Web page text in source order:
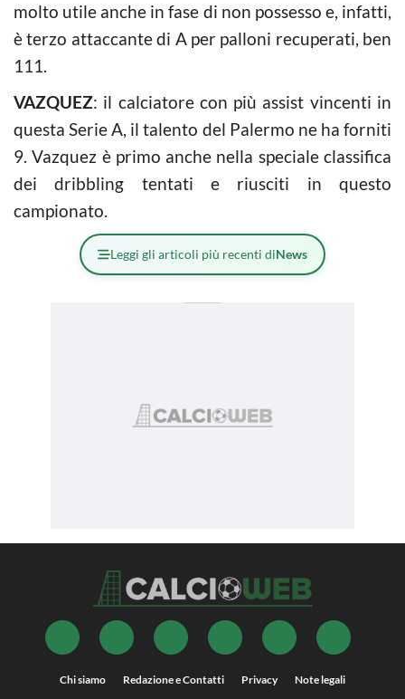
molto utile anche in fase di non possesso e, infatti,
è terzo attaccante di A per palloni recuperati, ben
111.
VAZQUEZ: il calciatore con più assist vincenti in
questa Serie A, il talento del Palermo ne ha forniti
9. Vazquez è primo anche nella speciale classifica
dei dribbling tentati e riusciti in questo
campionato.
Leggi gli articoli più recenti diNews
Chi siamo Redazione e Contatti Privacy Note legali